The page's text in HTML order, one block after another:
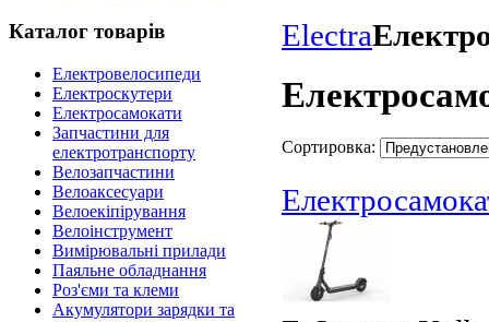
Electra
Сортировка:
Каталог товарів
Електровелосипеди
Електроскутери
Електросамокати
Запчастини для
електротранспорту
Велозапчастини
Велоаксесуари
Велоекіпірування
Велоінструмент
Вимірювальні прилади
Паяльне обладнання
Роз'єми та клеми
Акумулятори зарядки та